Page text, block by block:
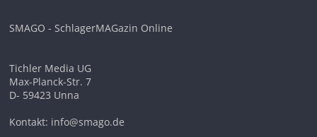
SMAGO - SchlagerMAGazin Online
Tichler Media UG
Max-Planck-Str. 7
D- 59423 Unna
Kontakt: info@smago.de